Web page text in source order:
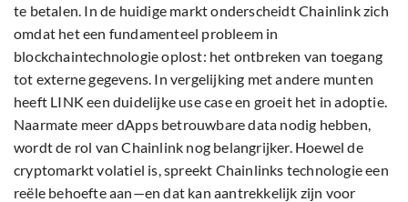
te betalen. In de huidige markt onderscheidt Chainlink zich
omdat het een fundamenteel probleem in
blockchaintechnologie oplost: het ontbreken van toegang
tot externe gegevens. In vergelijking met andere munten
heeft LINK een duidelijke use case en groeit het in adoptie.
Naarmate meer dApps betrouwbare data nodig hebben,
wordt de rol van Chainlink nog belangrijker. Hoewel de
cryptomarkt volatiel is, spreekt Chainlinks technologie een
reële behoefte aan—en dat kan aantrekkelijk zijn voor